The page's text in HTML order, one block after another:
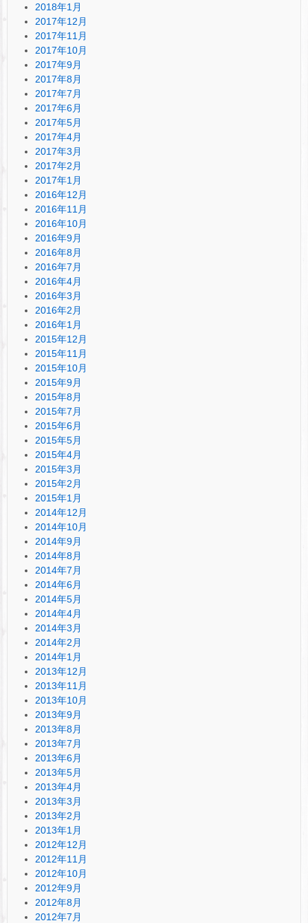
2018年1月
2017年12月
2017年11月
2017年10月
2017年9月
2017年8月
2017年7月
2017年6月
2017年5月
2017年4月
2017年3月
2017年2月
2017年1月
2016年12月
2016年11月
2016年10月
2016年9月
2016年8月
2016年7月
2016年4月
2016年3月
2016年2月
2016年1月
2015年12月
2015年11月
2015年10月
2015年9月
2015年8月
2015年7月
2015年6月
2015年5月
2015年4月
2015年3月
2015年2月
2015年1月
2014年12月
2014年10月
2014年9月
2014年8月
2014年7月
2014年6月
2014年5月
2014年4月
2014年3月
2014年2月
2014年1月
2013年12月
2013年11月
2013年10月
2013年9月
2013年8月
2013年7月
2013年6月
2013年5月
2013年4月
2013年3月
2013年2月
2013年1月
2012年12月
2012年11月
2012年10月
2012年9月
2012年8月
2012年7月